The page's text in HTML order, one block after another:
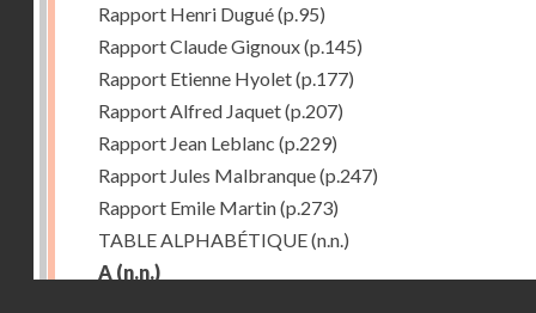
Rapport Henri Dugué(p.95)
Rapport Claude Gignoux(p.145)
Rapport Etienne Hyolet(p.177)
Rapport Alfred Jaquet(p.207)
Rapport Jean Leblanc (p.229)
Rapport Jules Malbranque(p.247)
Rapport Emile Martin(p.273)
TABLE ALPHABÉTIQUE(n.n.)
A (n.n.)